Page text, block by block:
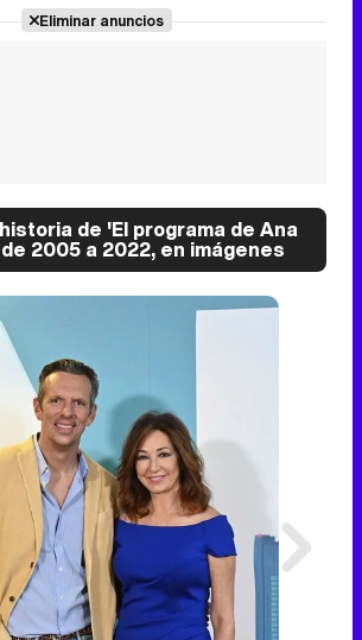
Eliminar anuncios
de 'El programa de Ana
2005 a 2022, en imágenes